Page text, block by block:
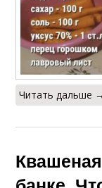
Читать дальше